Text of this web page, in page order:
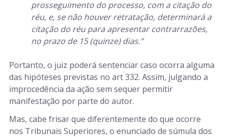
prosseguimento do processo, com a citação do
réu, e, se não houver retratação, determinará a
citação do réu para apresentar contrarrazões,
no prazo de 15 (quinze) dias.”
Portanto, o juiz poderá sentenciar caso ocorra alguma
das hipóteses previstas no art 332. Assim, julgando a
improcedência da ação sem sequer permitir
manifestação por parte do autor.
Mas, cabe frisar que diferentemente do que ocorre
nos Tribunais Superiores, o enunciado de súmula dos